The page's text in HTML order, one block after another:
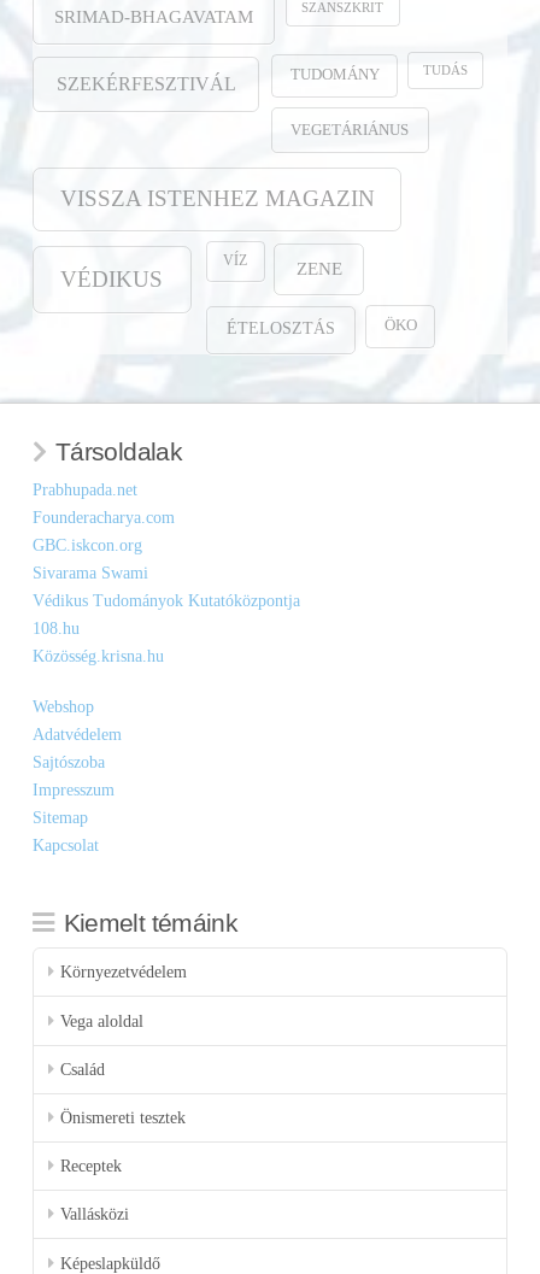
SRIMAD-BHAGAVATAM SZANSZKRIT
SZEKÉRFESZTIVÁL TUDOMÁNY TUDÁS
VEGETÁRIÁNUS
VISSZA ISTENHEZ MAGAZIN
VÉDIKUS
VÍZ ZENE
ÉTELOSZTÁS ÖKO
Társoldalak
Prabhupada.net
Founderacharya.com
GBC.iskcon.org
Sivarama Swami
Védikus Tudományok Kutatóközpontja
108.hu
Közösség.krisna.hu
Webshop
Adatvédelem
Sajtószoba
Impresszum
Sitemap
Kapcsolat
Kiemelt témáink
Környezetvédelem
Vega aloldal
Család
Önismereti tesztek
Receptek
Vallásközi
Képeslapküldő